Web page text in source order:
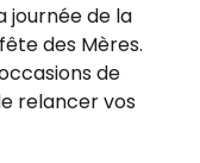
journée de la
des Mères.
de
relancer vos